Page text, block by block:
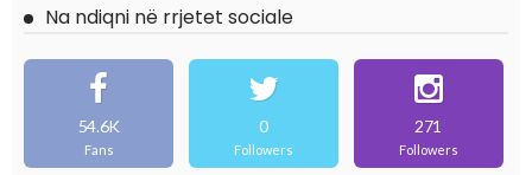
Na ndiqni në rrjetet sociale
54.6K
Fans
0
Followers
271
Followers